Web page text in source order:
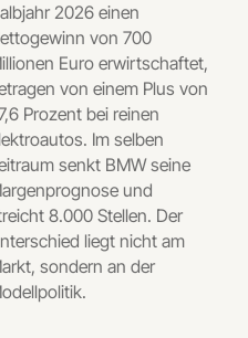
2026 einen
von 700
Euro erwirtschaftet,
von einem Plus von
Prozent bei reinen
Im selben
senkt BMW seine
und
8.000 Stellen. Der
liegt nicht am
sondern an der